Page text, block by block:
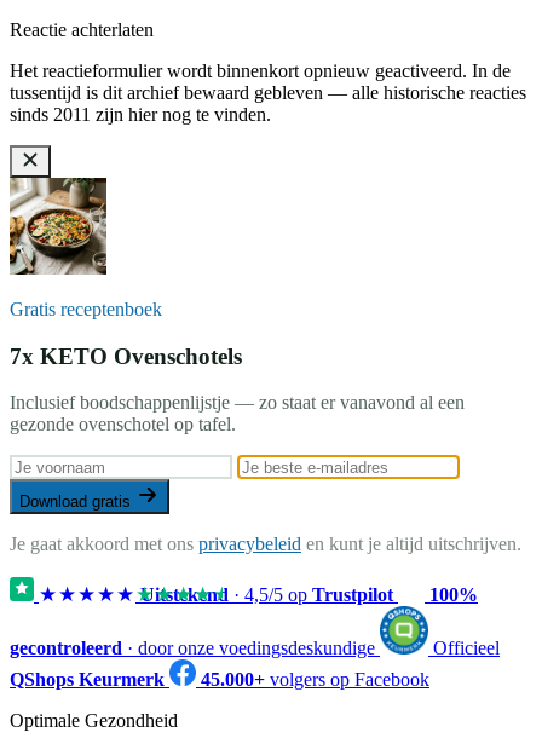
Reactie achterlaten
Het reactieformulier wordt binnenkort opnieuw geactiveerd. In de
tussentijd is dit archief bewaard gebleven — alle historische reacties
sinds 2011 zijn hier nog te vinden.
Gratis receptenboek
7x KETO Ovenschotels
Inclusief boodschappenlijstje — zo staat er vanavond al een
gezonde ovenschotel op tafel.
Download gratis
Je gaat akkoord met ons privacybeleid en kunt je altijd uitschrijven.
★★★★★★★★★★
Uitstekend · 4,5/5 op Trustpilot 100%
gecontroleerd · door onze voedingsdeskundige
Officieel
QShops Keurmerk
45.000+ volgers op Facebook
Optimale Gezondheid